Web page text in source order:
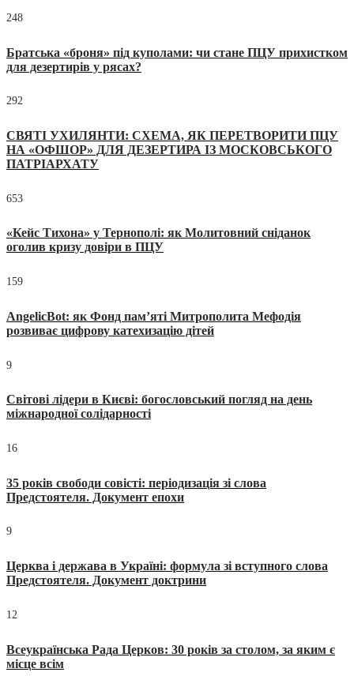
248
Братська «броня» під куполами: чи стане ПЦУ прихистком
для дезертирів у рясах?
292
СВЯТІ УХИЛЯНТИ: СХЕМА, ЯК ПЕРЕТВОРИТИ ПЦУ
НА «ОФШОР» ДЛЯ ДЕЗЕРТИРА ІЗ МОСКОВСЬКОГО
ПАТРІАРХАТУ
653
«Кейс Тихона» у Тернополі: як Молитовний сніданок
оголив кризу довіри в ПЦУ
159
AngelicBot: як Фонд пам’яті Митрополита Мефодія
розвиває цифрову катехизацію дітей
9
Світові лідери в Києві: богословський погляд на день
міжнародної солідарності
16
35 років свободи совісті: періодизація зі слова
Предстоятеля. Документ епохи
9
Церква і держава в Україні: формула зі вступного слова
Предстоятеля. Документ доктрини
12
Всеукраїнська Рада Церков: 30 років за столом, за яким є
місце всім